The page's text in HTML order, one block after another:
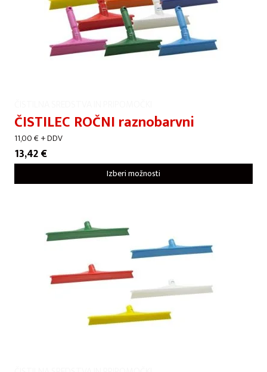
ČISTILEC ROČNI raznobarvni
11,00€+ DDV
13,42€
Izberi možnosti